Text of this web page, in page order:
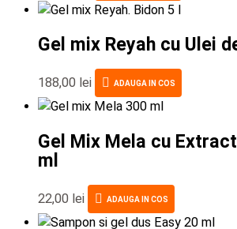
Gel mix Reyah cu Ulei
188,00 lei ADAUGA IN COS
Gel Mix Mela cu
ml
22,00 lei ADAUGA IN COS